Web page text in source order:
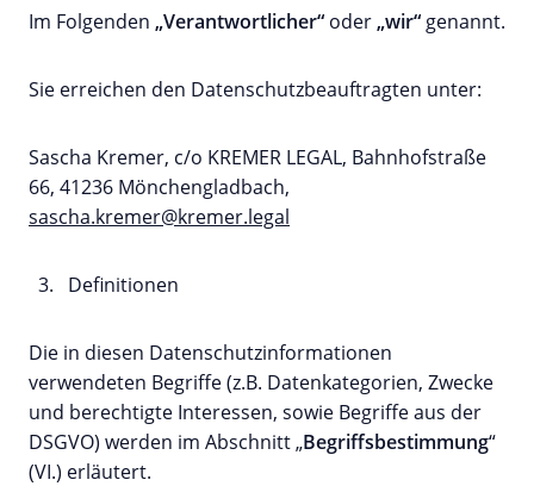
Im Folgenden „Verantwortlicher“ oder„wir“ genannt.
Sie erreichen den Datenschutzbeauftragten unter:
Sascha Kremer, c/o KREMER LEGAL, Bahnhofstraße
66, 41236 Mönchengladbach,
sascha.kremer@kremer.legal
Definitionen
Die in diesen Datenschutzinformationen
verwendeten Begriffe (z.B. Datenkategorien, Zwecke
und berechtigte Interessen, sowie Begriffe aus der
DSGVO) werden im Abschnitt „Begriffsbestimmung“
(VI.) erläutert.